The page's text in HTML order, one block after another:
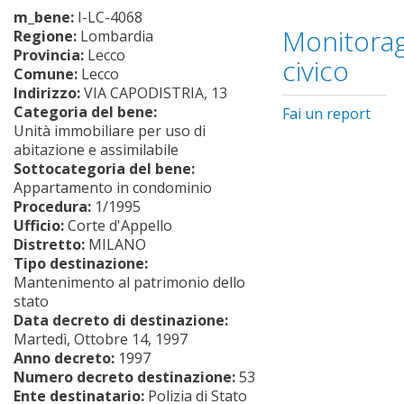
m_bene: I-LC-4068
Regione: Lombardia
Provincia: Lecco
Comune: Lecco
Indirizzo:VIA CAPODISTRIA, 13
Categoria del bene:
Unità immobiliare per uso di
abitazione e assimilabile
Sottocategoria del bene:
Appartamento in condominio
Procedura: 1/1995
Ufficio:Corte d'Appello
Distretto: MILANO
Tipo destinazione:
Mantenimento al patrimonio dello
stato
Data decreto di destinazione:
Martedì, Ottobre 14, 1997
Anno decreto: 1997
Numero decreto destinazione:53
Ente destinatario: Polizia di Stato
civico
Fai un report